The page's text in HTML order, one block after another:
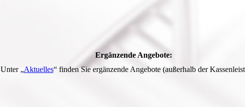
Ergänzende Angebote:
Unter „Aktuelles“ finden Sie ergänzende Angebote (außerhalb der